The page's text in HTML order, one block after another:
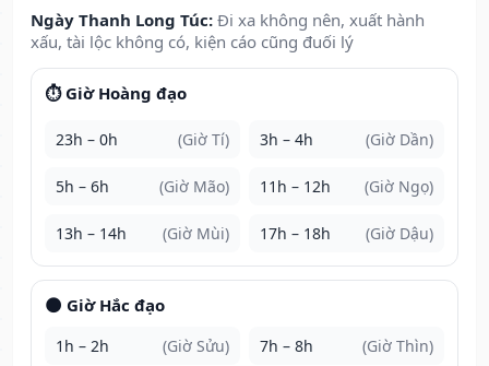
Ngày Thanh Long Túc: Đi xa không nên, xuất hành
xấu, tài lộc không có, kiện cáo cũng đuối lý
⏱️ Giờ Hoàng đạo
23h – 0h (Giờ Tí) 3h – 4h (Giờ Dần)
5h – 6h (Giờ Mão) 11h – 12h (Giờ Ngọ)
13h – 14h (Giờ Mùi) 17h – 18h (Giờ Dậu)
🌑 Giờ Hắc đạo
1h – 2h (Giờ Sửu) 7h – 8h (Giờ Thìn)